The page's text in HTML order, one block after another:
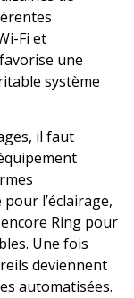
Fi et
une
système
il faut
l’éclairage,
Ring pour
Une fois
deviennent
automatisées.